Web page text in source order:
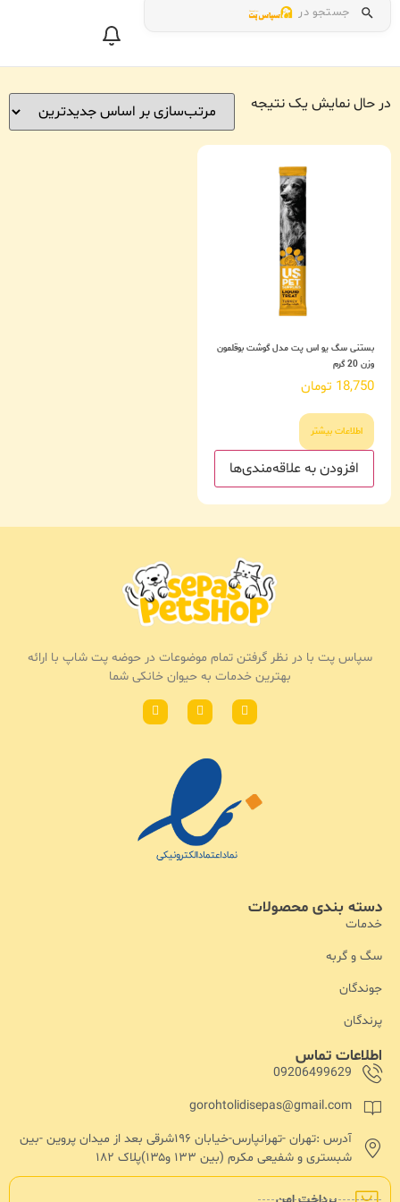
جستجو در
در حال نمایش یک نتیجه
بستنی سگ یو اس پت مدل گوشت بوقلمون
وزن 20 گرم
18,750 تومان
اطلاعات بیشتر
افزودن به علاقه‌مندی‌ها
اطلاعات تماس
09206499629
gorohtolidisepas@gmail.com
آدرس :تهران -تهرانپارس-خیابان ۱۹۶شرقی بعد از میدان پروین -بین
شبستری و شفیعی مکرم (بین ۱۳۳ و۱۳۵)پلاک ۱۸۲
دسته بندی محصولات
خدمات
سگ و گربه
جوندگان
پرندگان
سپاس پت با در نظر گرفتن تمام موضوعات در حوضه پت شاپ با ارائه
بهترین خدمات به حیوان خانکی شما